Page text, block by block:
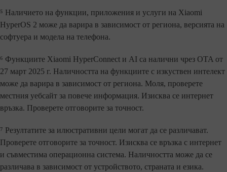
⁵ Наличието на функции, приложения и услуги на Xiaomi
HyperOS 2 може да варира в зависимост от региона, версията на
софтуера и модела на телефона.
⁶ Функциите Xiaomi HyperConnect и AI са налични чрез OTA от
27 март 2025 г. Наличността на функциите с изкуствен интелект
може да варира в зависимост от региона. Моля, проверете
местния уебсайт за повече информация. Изисква се интернет
връзка. Проверете отговорите за точност.
⁷ Резултатите за илюстративни цели могат да се различават.
Проверете отговорите за точност. Изисква се връзка с интернет
и съвместима операционна система. Наличността може да се
различава в зависимост от устройството, страната и езика.